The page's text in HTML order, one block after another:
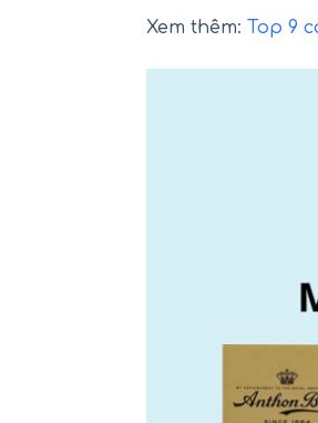
Xem thêm: Top 9